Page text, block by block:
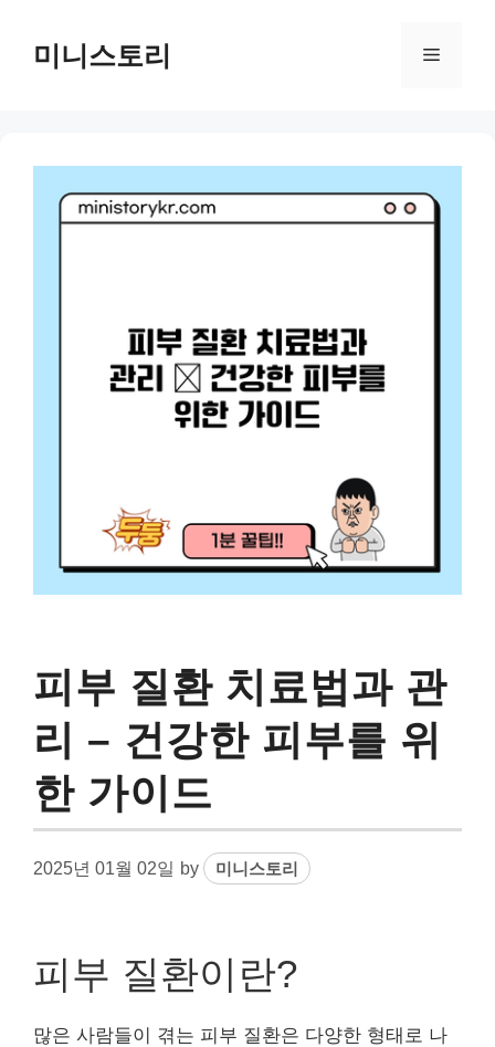
content미니스토리 Menu
피부 질환 치료법과 관
리 – 건강한 피부를 위
한 가이드
2025년 01월 02일 by 미니스토리
피부 질환이란?
많은 사람들이 겪는 피부 질환은 다양한 형태로 나